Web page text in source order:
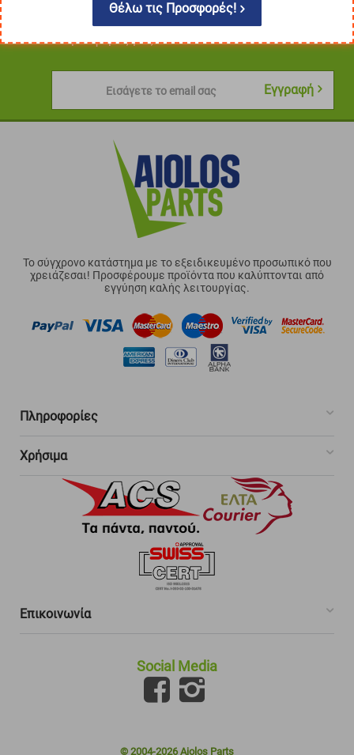
Μάθετε πρώτοι τις νέες κυκλοφορίες και τις
προσφορές μας!
Εισάγετε το email σας Εγγραφή
Θέλω τις Προσφορές!
Το σύγχρονο κατάστημα με το εξειδικευμένο προσωπικό που
χρειάζεσαι! Προσφέρουμε προϊόντα που καλύπτονται από
εγγύηση καλής λειτουργίας.
Πληροφορίες
Χρήσιμα
Επικοινωνία
Social Media
© 2004-2026 Aiolos Parts